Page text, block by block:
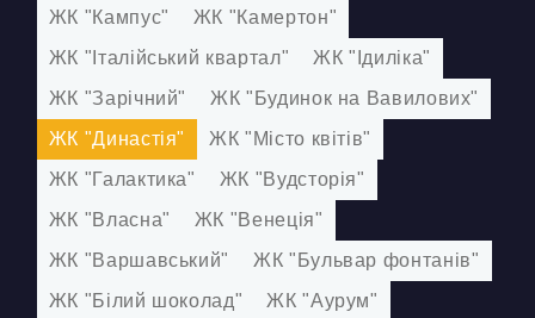
ЖК "Кампус"
ЖК "Камертон"
ЖК "Італійський квартал"
ЖК "Ідиліка"
ЖК "Зарічний"
ЖК "Будинок на Вавилових"
ЖК "Династія"
ЖК "Місто квітів"
ЖК "Галактика"
ЖК "Вудсторія"
ЖК "Власна"
ЖК "Венеція"
ЖК "Варшавський"
ЖК "Бульвар фонтанів"
ЖК "Білий шоколад"
ЖК "Аурум"